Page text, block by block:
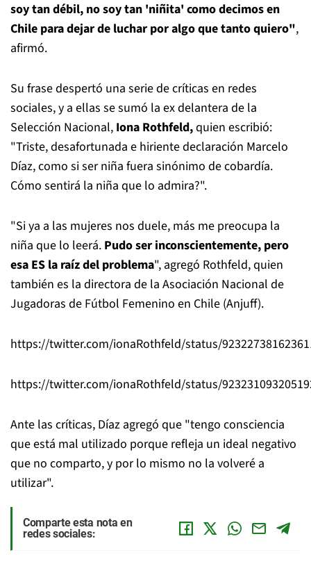
soy tan débil, no soy tan 'niñita' como decimos en
Chile para dejar de luchar por algo que tanto quiero",
afirmó.
Su frase despertó una serie de críticas en redes
sociales, y a ellas se sumó la ex delantera de la
Selección Nacional, Iona Rothfeld,quien escribió:
"Triste, desafortunada e hiriente declaración Marcelo
Díaz, como si ser niña fuera sinónimo de cobardía.
Cómo sentirá la niña que lo admira?".
"Si ya a las mujeres nos duele, más me preocupa la
niña que lo leerá. Pudo ser inconscientemente, pero
esa ES la raíz del problema", agregó Rothfeld, quien
también es la directora de la Asociación Nacional de
Jugadoras de Fútbol Femenino en Chile (Anjuff).
https://twitter.com/ionaRothfeld/status/
https://twitter.com/ionaRothfeld/status/
Ante las críticas, Díaz agregó que "tengo consciencia
que está mal utilizado porque refleja un ideal negativo
que no comparto, y por lo mismo no la volveré a
utilizar".
Comparte esta nota en
redes sociales: